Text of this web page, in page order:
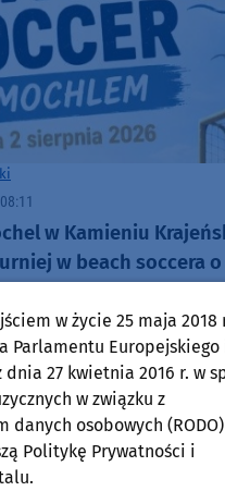
w Kamieniu
w beach soccera
w życie 25 maja 2018
Parlamentu Europejskiego
dnia 27 kwietnia 2016 r. w
w związku z
danych osobowych (RODO)
Politykę Prywatności i